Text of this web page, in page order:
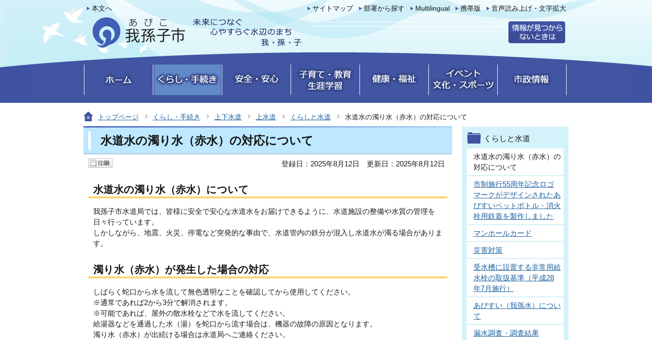
本文へ サイトマップ 部署から探す Multilingual 携帯版 音声読み上げ・文字拡大
トップページ くらし・手続き 上下水道 上水道 くらしと水道 水道水の濁り水（赤水）の対応について
水道水の濁り水（赤水）の対応について
登録日：2025年8月12日 更新日：2025年8月12日
水道水の濁り水（赤水）について
我孫子市水道局では、皆様に安全で安心な水道水をお届けできるように、水道施設の整備や水質の管理を
日々行っています。
しかしながら、地震、火災、停電など突発的な事由で、水道管内の鉄分が混入し水道水が濁る場合がありま
す。
濁り水（赤水）が発生した場合の対応
しばらく蛇口から水を流して無色透明なことを確認してから使用してください。
※通常であれば2から3分で解消されます。
※可能であれば、屋外の散水栓などで水を流してください。
給湯器などを通過した水（湯）を蛇口から流す場合は、機器の故障の原因となります。
濁り水（赤水）が出続ける場合は水道局へご連絡ください。
くらしと水道
水道水の濁り水（赤水）の
対応について
市制施行55周年記念ロゴ
マークがデザインされたあ
びすいペットボトル・消火
栓用鉄蓋を製作しました
マンホールカード
災害対策
受水槽に設置する非常用給
水栓の取扱基準（平成28
年7月施行）
あびすい（我孫水）につい
て
漏水調査・調査結果